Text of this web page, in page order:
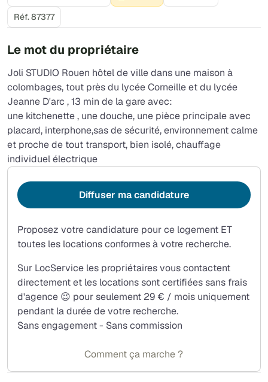
Réf. 87377
Le mot du propriétaire
Joli STUDIO Rouen hôtel de ville dans une maison à
colombages, tout près du lycée Corneille et du lycée
Jeanne D'arc , 13 min de la gare avec:
une kitchenette , une douche, une pièce principale avec
placard, interphone,sas de sécurité, environnement calme
et proche de tout transport, bien isolé, chauffage
individuel électrique
Proposez votre candidature pour ce logement ET
toutes les locations conformes à votre recherche.
Sur LocService les propriétaires vous contactent
directement et les locations sont certifiées sans frais
d'agence 😉 pour seulement 29 € / mois uniquement
pendant la durée de votre recherche.
Sans engagement - Sans commission
Diffuser ma candidature
Comment ça marche ?